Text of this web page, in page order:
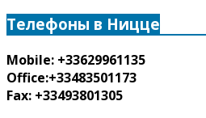
Телефоны в Ницце
Mobile: +33629961135
Office:+33483501173
Fax: +33493801305